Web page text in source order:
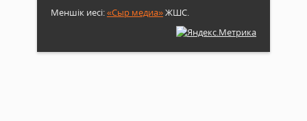
Меншік иесі:«Сыр медиа»ЖШС.